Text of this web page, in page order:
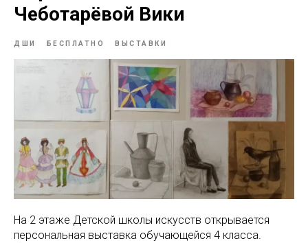
Чеботарёвой Вики
ДШИ БЕСПЛАТНО ВЫСТАВКИ
На 2 этаже Детской школы искусств открывается
персональная выставка обучающейся 4 класса.